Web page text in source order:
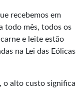
recebemos em
todo mês, todos os
e leite estão
na Lei das Eólicas
o alto custo significa